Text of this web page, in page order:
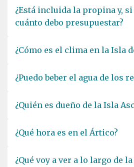
¿Está incluida la propina y, si
cuánto debo presupuestar?
¿Cómo es el clima en la Isla
¿Puedo beber el agua de los
¿Quién es dueño de la Isla
¿Qué hora es en el Ártico?
¿Qué voy a ver a lo largo de